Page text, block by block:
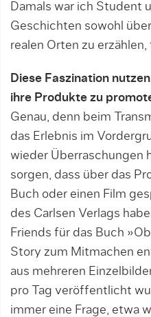
Damals war ich Stu­dent
Geschichten sowohl
realen Orten zu
Diese Faszination
ihre Produkte zu
Genau, denn beim
das Erlebnis im
wieder Überraschungen
sorgen, dass über das
Buch oder einen Film
des Carlsen Verlags
Friends für das Buch
Story zum Mitmachen
aus mehreren
pro Tag veröffentlicht
immer eine Frage, etwa